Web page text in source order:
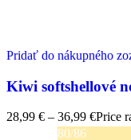
Pridať do nákupného
Kiwi softshellové
28,99 € – 36,99 €Price
80/86